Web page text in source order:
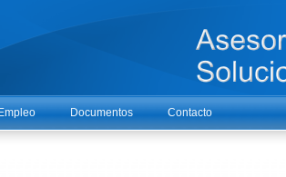
Documentos Contacto